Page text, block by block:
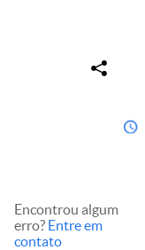
Encontrou algum
erro? Entre em
contato